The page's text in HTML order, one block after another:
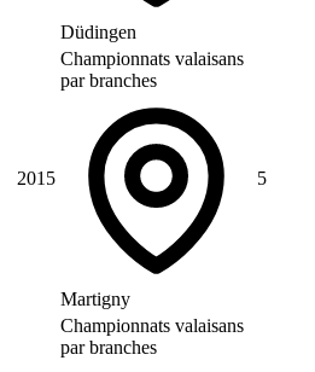
Düdingen
2015
Championnats valaisans
par branches
Martigny
5
Championnats valaisans
par branches